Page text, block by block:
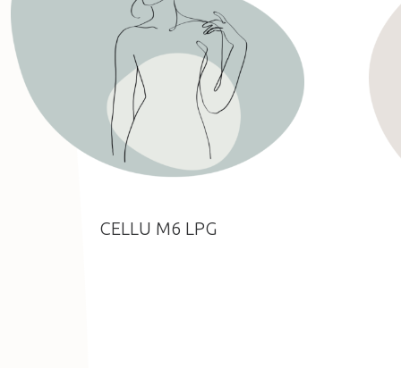
CELLU M6 LPG